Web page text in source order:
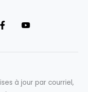
à jour par courriel,